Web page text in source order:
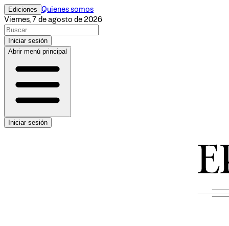
Ediciones Quienes somos
Viernes, 7 de agosto de 2026
Iniciar sesión
Abrir menú principal
Iniciar sesión